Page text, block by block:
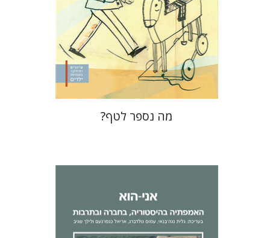
הנחת אתר ספר מודפס
$35
$32
מה נספר לטף?
לילך שגיב אריאל כנפו-נעם
גלית
נגה-בנאי
עמוס גולדברג